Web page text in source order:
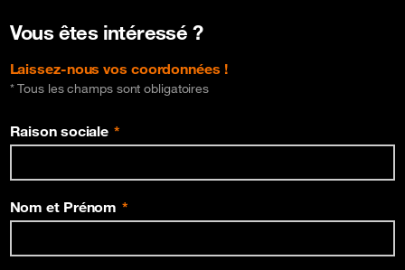
Vous êtes intéressé ?
Laissez-nous vos coordonnées !
* Tous les champs sont obligatoires
Raison sociale
Nom et Prénom